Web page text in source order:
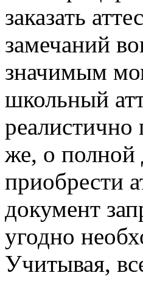
заказать
замечаний
значимым
школьный
же, о полной
приобрести
документ
угодно
Учитывая,